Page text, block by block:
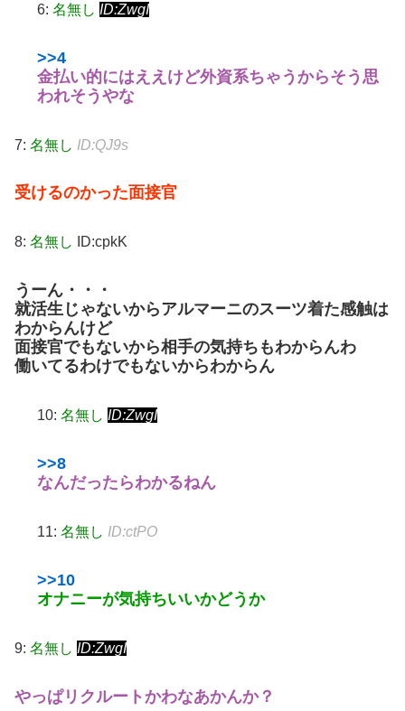
6: 名無し ID:ZwgI
>>4
金払い的にはええけど外資系ちゃうからそう思
われそうやな
7: 名無し ID:QJ9s
受けるのかった面接官
8: 名無し ID:cpkK
うーん・・・
就活生じゃないからアルマーニのスーツ着た感触は
わからんけど
面接官でもないから相手の気持ちもわからんわ
働いてるわけでもないからわからん
10: 名無し ID:ZwgI
>>8
なんだったらわかるねん
11: 名無し ID:ctPO
>>10
オナニーが気持ちいいかどうか
9: 名無し ID:ZwgI
やっぱリクルートかわなあかんか？